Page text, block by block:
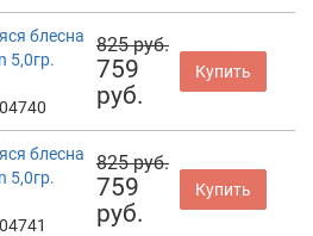
блесна
5,0гр.
825 руб.
759
руб.
Купить
блесна
5,0гр.
825 руб.
759
руб.
Купить